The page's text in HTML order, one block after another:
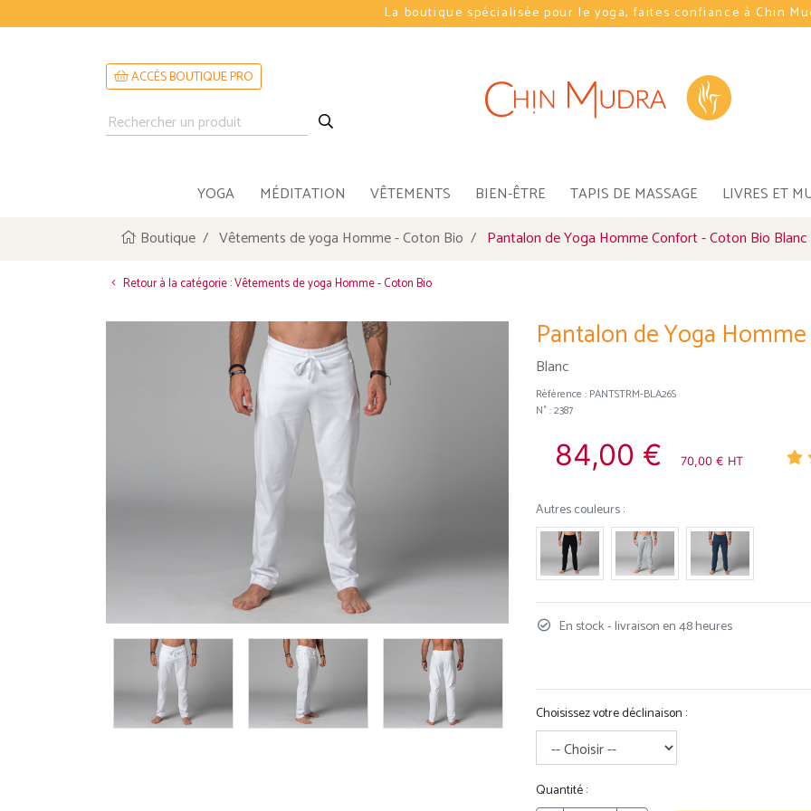
La boutique spécialisée pour le yoga, faites confiance à Chin
ACCÈS BOUTIQUE PRO
YOGA MÉDITATION VÊTEMENTS BIEN-ÊTRE TAPIS DE MASSAGE LIVRES ET
Boutique Vêtements de yoga Homme - Coton Bio Pantalon de Yoga Homme Confort - Coton Bio Blanc
Retour à la catégorie : Vêtements de yoga Homme - Coton Bio
Pantalon de Yoga
Blanc
Référence : PANTSTRM-BLA26S
N° : 2387
84,00 € 70,00 € HT
Autres couleurs :
En stock - livraison en 48 heures
Choisissez votre déclinaison :
Quantité :